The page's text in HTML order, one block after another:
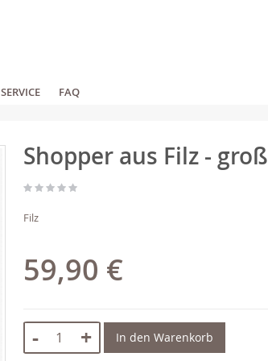
SERVICE FAQ
Shopper aus Filz - groß
Filz
59,90 €
- + In den Warenkorb